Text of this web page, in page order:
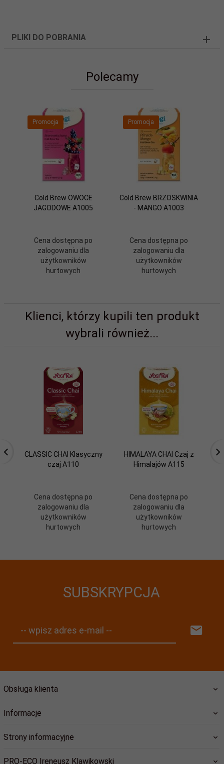
PLIKI DO POBRANIA
Polecamy
Promocja
Cold Brew OWOCE
JAGODOWE A1005
Cena dostępna po
zalogowaniu dla
użytkowników
hurtowych
Promocja
Cold Brew BRZOSKWINIA
- MANGO A1003
Cena dostępna po
zalogowaniu dla
użytkowników
hurtowych
Klienci, którzy kupili ten produkt
wybrali również...
CLASSIC CHAI Klasyczny
czaj A110
Cena dostępna po
zalogowaniu dla
użytkowników
hurtowych
HIMALAYA CHAI Czaj z
Himalajów A115
Cena dostępna po
zalogowaniu dla
użytkowników
hurtowych
SUBSKRYPCJA
-- wpisz adres e-mail --
Obsługa klienta
Informacje
Strony informacyjne
PRO-ECO Ireneusz Klawikowski